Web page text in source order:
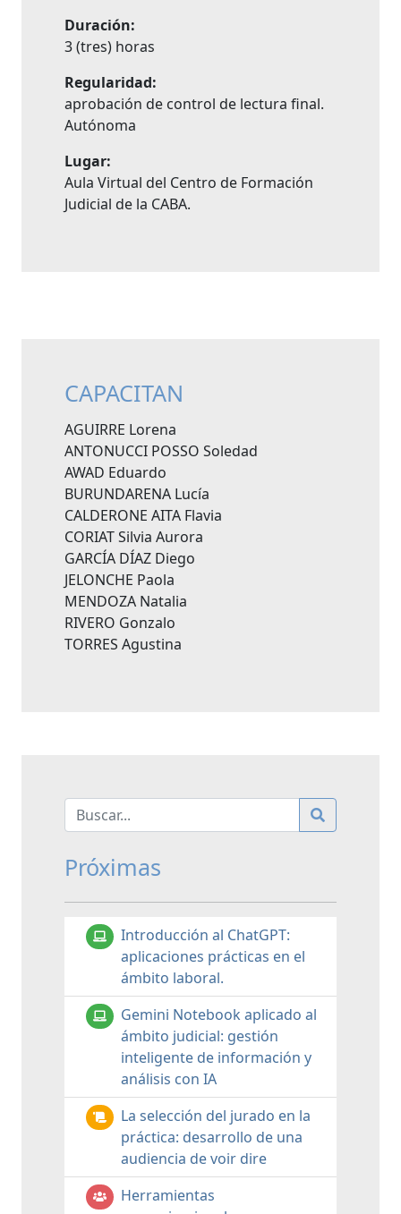
Duración:
3 (tres) horas
Regularidad:
aprobación de control de lectura final.
Autónoma
Lugar:
Aula Virtual del Centro de Formación
Judicial de la CABA.
CAPACITAN
AGUIRRE Lorena
ANTONUCCI POSSO Soledad
AWAD Eduardo
BURUNDARENA Lucía
CALDERONE AITA Flavia
CORIAT Silvia Aurora
GARCÍA DÍAZ Diego
JELONCHE Paola
MENDOZA Natalia
RIVERO Gonzalo
TORRES Agustina
Próximas
Introducción al ChatGPT:
aplicaciones prácticas en el
ámbito laboral.
Gemini Notebook aplicado al
ámbito judicial: gestión
inteligente de información y
análisis con IA
La selección del jurado en la
práctica: desarrollo de una
audiencia de voir dire
Herramientas